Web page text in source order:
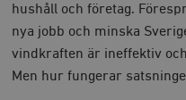
hushåll och företag.
nya jobb och minska
vindkraften är ineffektiv
Men hur fungerar